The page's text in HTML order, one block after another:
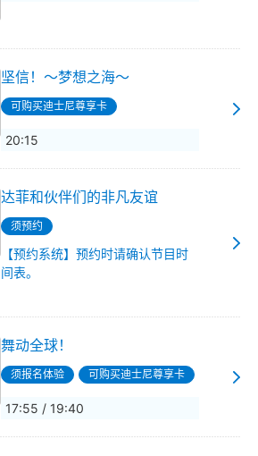
坚信！～梦想之海～
可购买迪士尼尊享卡
20:15
达菲和伙伴们的非凡友谊
须预约
【预约系统】预约时请确认节目时
间表。
舞动全球！
须报名体验 可购买迪士尼尊享卡
17:55 / 19:40